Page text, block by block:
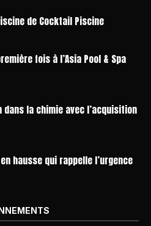
de Cocktail Piscine
fois à l’Asia Pool & Spa
la chimie avec l’acquisition
hausse qui rappelle l’urgence